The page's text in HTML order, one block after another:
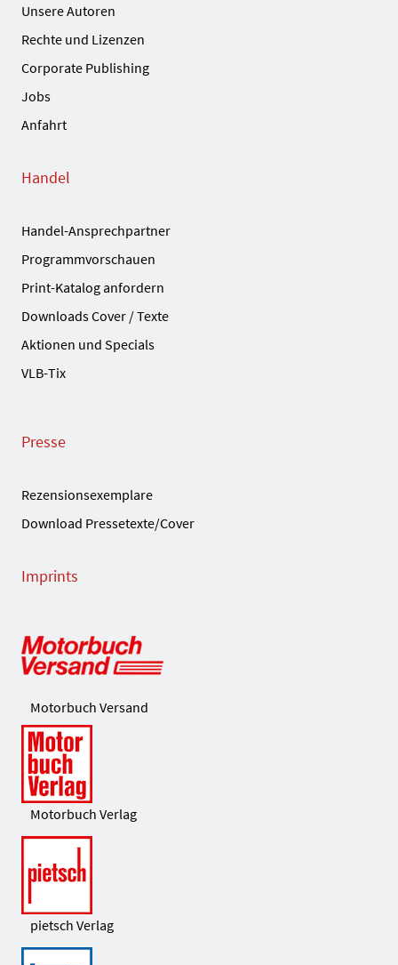
Unsere Autoren
Rechte und Lizenzen
Corporate Publishing
Jobs
Anfahrt
Handel
Handel-Ansprechpartner
Programmvorschauen
Print-Katalog anfordern
Downloads Cover / Texte
Aktionen und Specials
VLB-Tix
Presse
Rezensionsexemplare
Download Pressetexte/Cover
Imprints
Motorbuch Versand
Motorbuch Verlag
pietsch Verlag